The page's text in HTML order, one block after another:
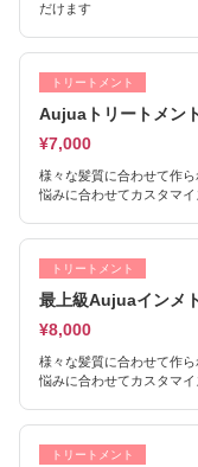
だけます
トリートメント
Aujuaトリートメン
¥7,000
様々な髪質に合わせて作
悩みに合わせてカスタマ
トリートメント
最上級Aujuaインメ
¥8,000
様々な髪質に合わせて作
悩みに合わせてカスタマ
トリートメント